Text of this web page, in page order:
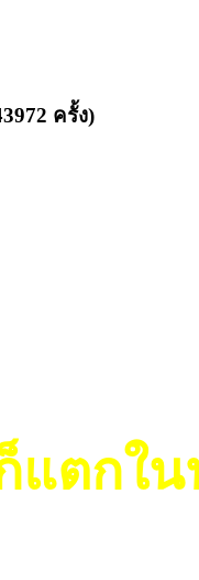
ครั้ง)
ตกใน